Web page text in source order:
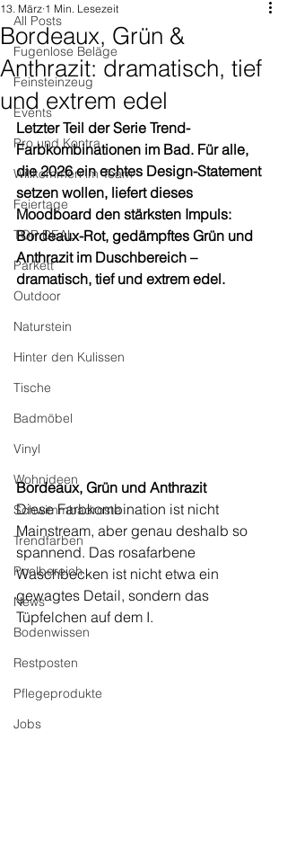
All Posts
Fugenlose Beläge
Feinsteinzeug
Events
Pro und Kontra
Willkommen im Team
Feiertage
TOP DEAL
Parkett
Outdoor
Naturstein
Hinter den Kulissen
Tische
Badmöbel
Vinyl
Wohnideen
Schwimmbadroste
Trendfarben
Poolbereich
News
Bodenwissen
Restposten
Pflegeprodukte
Jobs
Bordeaux, Grün &
Anthrazit: dramatisch, tief
und extrem edel
13. März 1 Min. Lesezeit
Letzter Teil der Serie Trend-
Farbkombinationen im Bad. Für alle,
die 2026 ein echtes Design-Statement
setzen wollen, liefert dieses
Moodboard den stärksten Impuls:
Bordeaux-Rot, gedämpftes Grün und
Anthrazit im Duschbereich –
dramatisch, tief und extrem edel.
Bordeaux, Grün und Anthrazit
Diese Farbkombination ist nicht
Mainstream, aber genau deshalb so
spannend. Das rosafarbene
Waschbecken ist nicht etwa ein
gewagtes Detail, sondern das
Tüpfelchen auf dem I.